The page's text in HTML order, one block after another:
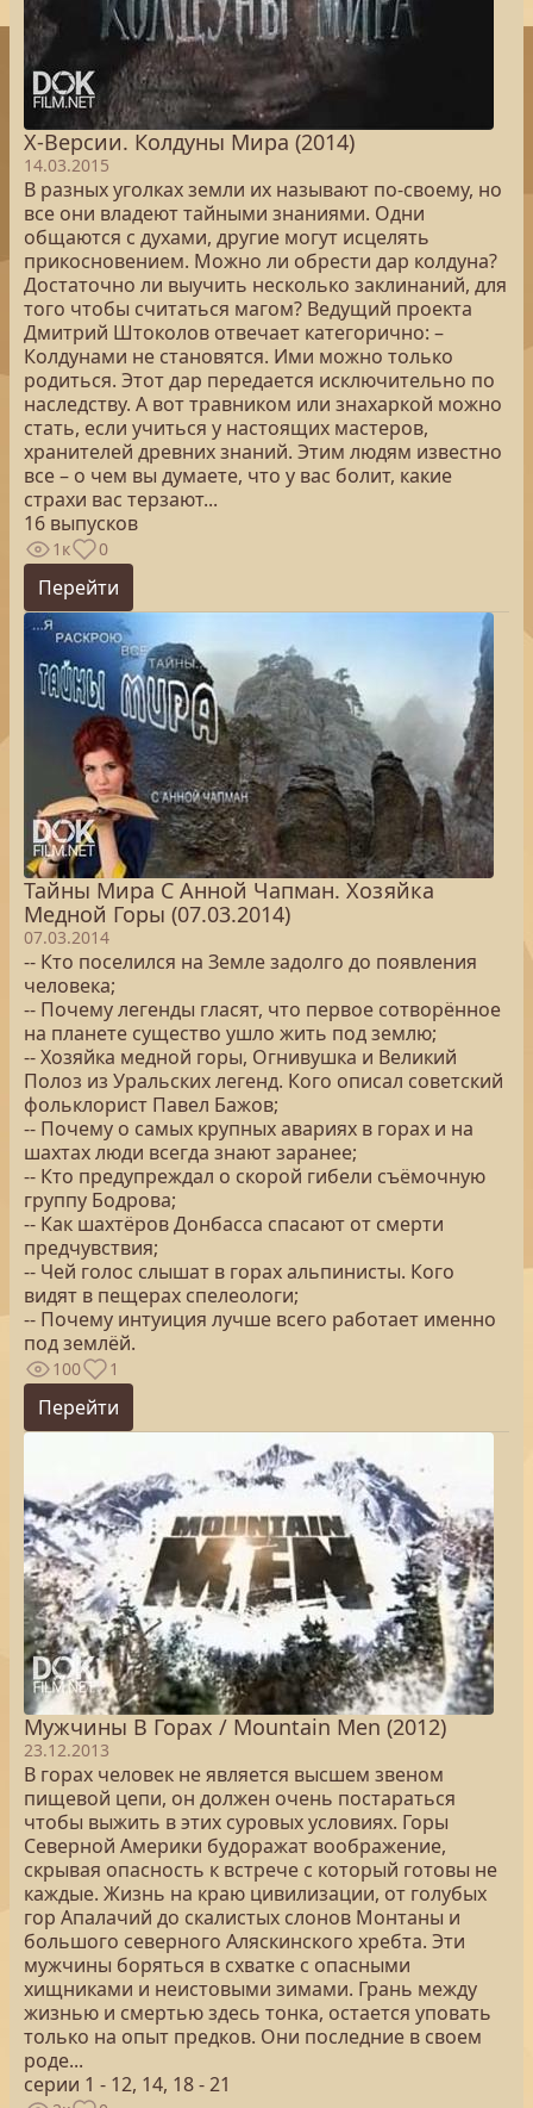
Х-Версии. Колдуны Мира (2014)
14.03.2015
В разных уголках земли их называют по-своему, но
все они владеют тайными знаниями. Одни
общаются с духами, другие могут исцелять
прикосновением. Можно ли обрести дар колдуна?
Достаточно ли выучить несколько заклинаний, для
того чтобы считаться магом? Ведущий проекта
Дмитрий Штоколов отвечает категорично: –
Колдунами не становятся. Ими можно только
родиться. Этот дар передается исключительно по
наследству. А вот травником или знахаркой можно
стать, если учиться у настоящих мастеров,
хранителей древних знаний. Этим людям известно
все – о чем вы думаете, что у вас болит, какие
страхи вас терзают...
16 выпусков
1к 0
Перейти
Тайны Мира С Анной Чапман. Хозяйка
Медной Горы (07.03.2014)
07.03.2014
-- Кто поселился на Земле задолго до появления
человека;
-- Почему легенды гласят, что первое сотворённое
на планете существо ушло жить под землю;
-- Хозяйка медной горы, Огнивушка и Великий
Полоз из Уральских легенд. Кого описал советский
фольклорист Павел Бажов;
-- Почему о самых крупных авариях в горах и на
шахтах люди всегда знают заранее;
-- Кто предупреждал о скорой гибели съёмочную
группу Бодрова;
-- Как шахтёров Донбасса спасают от смерти
предчувствия;
-- Чей голос слышат в горах альпинисты. Кого
видят в пещерах спелеологи;
-- Почему интуиция лучше всего работает именно
под землёй.
100 1
Перейти
Мужчины В Горах / Mountain Men (2012)
23.12.2013
В горах человек не является высшем звеном
пищевой цепи, он должен очень постараться
чтобы выжить в этих суровых условиях. Горы
Северной Америки будоражат воображение,
скрывая опасность к встрече с который готовы не
каждые. Жизнь на краю цивилизации, от голубых
гор Апалачий до скалистых слонов Монтаны и
большого северного Аляскинского хребта. Эти
мужчины боряться в схватке с опасными
хищниками и неистовыми зимами. Грань между
жизнью и смертью здесь тонка, остается уповать
только на опыт предков. Они последние в своем
роде...
серии 1 - 12, 14, 18 - 21